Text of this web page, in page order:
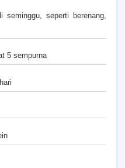
seperti berenang,
5 sempurna